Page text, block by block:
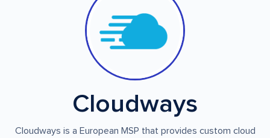
Cloudways
Cloudways is a European MSP that provides custom cloud